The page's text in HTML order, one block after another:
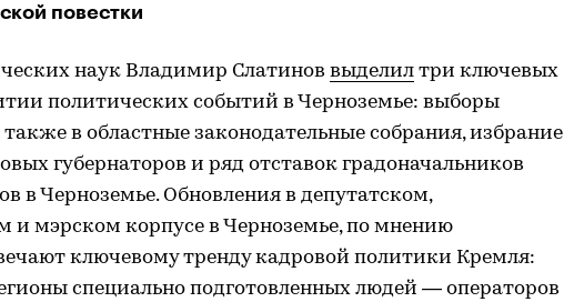
повестки
наук Владимир Слатинов выделил три ключевых
политических событий в Черноземье: выборы
в областные законодательные собрания, избрание
губернаторов и ряд отставок градоначальников
в Черноземье. Обновления в депутатском,
и мэрском корпусе в Черноземье, по мнению
ключевому тренду кадровой политики Кремля:
специально подготовленных людей — операторов